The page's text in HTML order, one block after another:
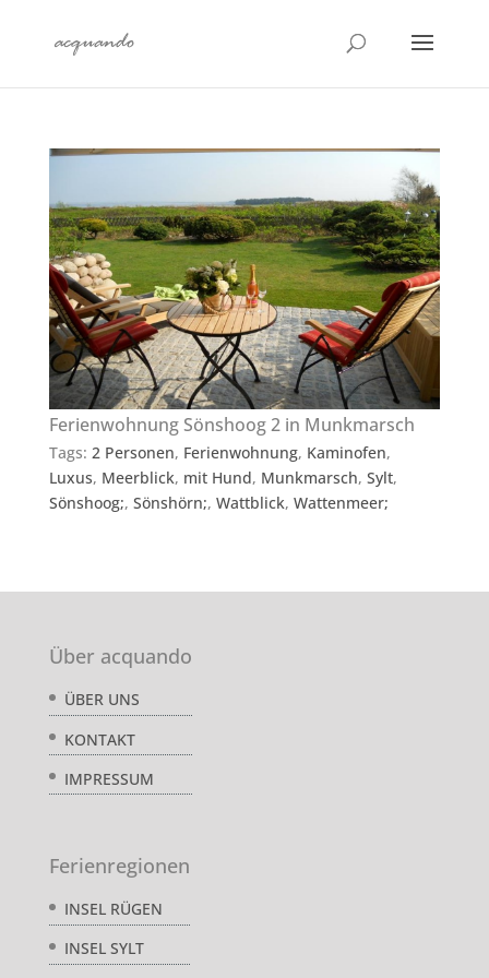
Ferienwohnung Sönshoog 2 in Munkmarsch
Tags: 2 Personen, Ferienwohnung, Kaminofen,
Luxus, Meerblick, mit Hund, Munkmarsch, Sylt,
Sönshoog;, Sönshörn;, Wattblick, Wattenmeer;
Über acquando
ÜBER UNS
KONTAKT
IMPRESSUM
Ferienregionen
INSEL RÜGEN
INSEL SYLT